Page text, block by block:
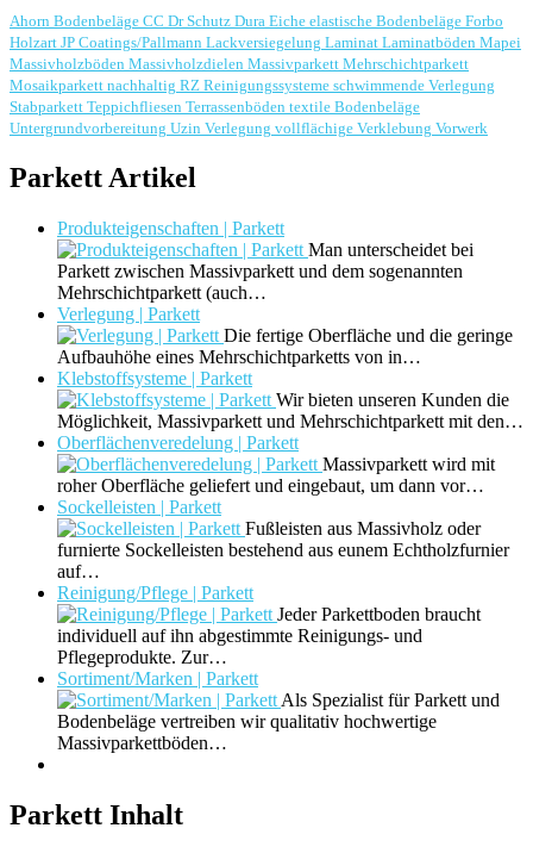
Ahorn Bodenbeläge CC Dr Schutz Dura Eiche elastische Bodenbeläge Forbo
Holzart JP Coatings/Pallmann Lackversiegelung Laminat Laminatböden Mapei
Massivholzböden Massivholzdielen Massivparkett Mehrschichtparkett
Mosaikparkett nachhaltig RZ Reinigungssysteme schwimmende Verlegung
Stabparkett Teppichfliesen Terrassenböden textile Bodenbeläge
Untergrundvorbereitung Uzin Verlegung vollflächige Verklebung Vorwerk
Parkett Artikel
Produkteigenschaften | Parkett
Man unterscheidet bei
Parkett zwischen Massivparkett und dem sogenannten
Mehrschichtparkett (auch…
Verlegung | Parkett
Die fertige Oberfläche und die geringe
Aufbauhöhe eines Mehrschichtparketts von in…
Klebstoffsysteme | Parkett
Wir bieten unseren Kunden die
Möglichkeit, Massivparkett und Mehrschichtparkett mit den…
Oberflächenveredelung | Parkett
Massivparkett wird mit
roher Oberfläche geliefert und eingebaut, um dann vor…
Sockelleisten | Parkett
Fußleisten aus Massivholz oder
furnierte Sockelleisten bestehend aus eunem Echtholzfurnier
auf…
Reinigung/Pflege | Parkett
Jeder Parkettboden braucht
individuell auf ihn abgestimmte Reinigungs- und
Pflegeprodukte. Zur…
Sortiment/Marken | Parkett
Als Spezialist für Parkett und
Bodenbeläge vertreiben wir qualitativ hochwertige
Massivparkettböden…
Parkett Inhalt